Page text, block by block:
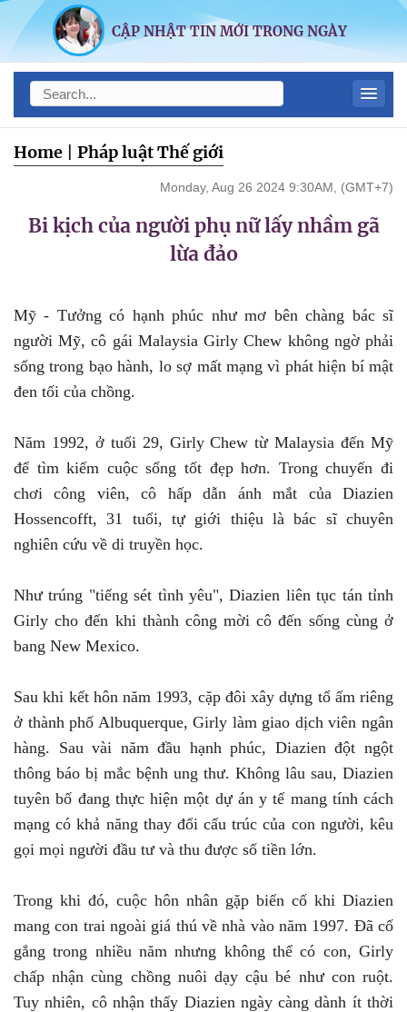
CẬP NHẬT TIN MỚI TRONG NGÀY
Home Pháp luật Thế giới
Monday, Aug 26 2024 9:30AM, (GMT+7)
Bi kịch của người phụ nữ lấy nhầm gã
lừa đảo
Mỹ - Tưởng có hạnh phúc như mơ bên chàng bác sĩ
người Mỹ, cô gái Malaysia Girly Chew không ngờ phải
sống trong bạo hành, lo sợ mất mạng vì phát hiện bí mật
đen tối của chồng.
Năm 1992, ở tuổi 29, Girly Chew từ Malaysia đến Mỹ
để tìm kiếm cuộc sống tốt đẹp hơn. Trong chuyến đi
chơi công viên, cô hấp dẫn ánh mắt của Diazien
Hossencofft, 31 tuổi, tự giới thiệu là bác sĩ chuyên
nghiên cứu về di truyền học.
Như trúng "tiếng sét tình yêu", Diazien liên tục tán tỉnh
Girly cho đến khi thành công mời cô đến sống cùng ở
bang New Mexico.
Sau khi kết hôn năm 1993, cặp đôi xây dựng tổ ấm riêng
ở thành phố Albuquerque, Girly làm giao dịch viên ngân
hàng. Sau vài năm đầu hạnh phúc, Diazien đột ngột
thông báo bị mắc bệnh ung thư. Không lâu sau, Diazien
tuyên bố đang thực hiện một dự án y tế mang tính cách
mạng có khả năng thay đổi cấu trúc của con người, kêu
gọi mọi người đầu tư và thu được số tiền lớn.
Trong khi đó, cuộc hôn nhân gặp biến cố khi Diazien
mang con trai ngoài giá thú về nhà vào năm 1997. Đã cố
gắng trong nhiều năm nhưng không thể có con, Girly
chấp nhận cùng chồng nuôi dạy cậu bé như con ruột.
Tuy nhiên, cô nhận thấy Diazien ngày càng dành ít thời